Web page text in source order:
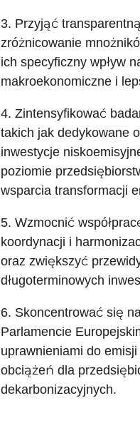
3. Przyjąć
zróżnicowanie
ich specyficzny wpływ
makroekonomiczne i
4. Zintensyfikować
takich jak dedykowane
inwestycje
poziomie
wsparcia transformacji
5. Wzmocnić
koordynacji i
oraz zwiększyć
długoterminowych
6. Skoncentrować się
Parlamencie
uprawnieniami do
obciążeń dla
dekarbonizacyjnych.